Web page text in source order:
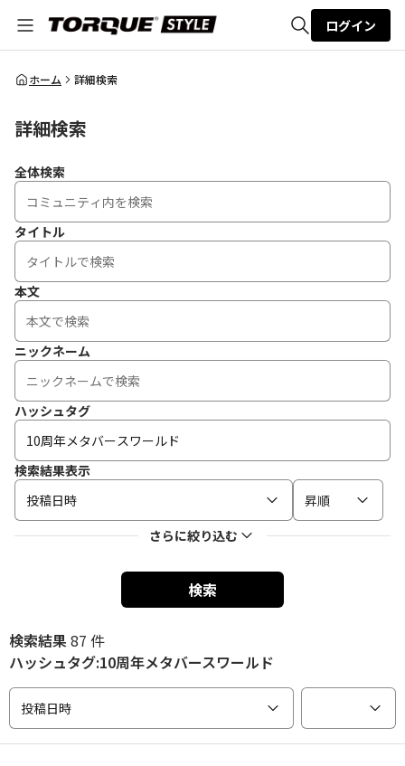
全体検索
ログイン
ホーム 詳細検索
詳細検索
全体検索
タイトル
本文
ニックネーム
ハッシュタグ
検索結果表示
投稿日時
昇順
さらに絞り込む
検索
検索結果87 件
ハッシュタグ:10周年メタバースワールド
投稿日時